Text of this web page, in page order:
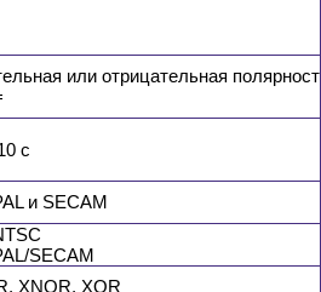
или отрицательная полярност
с
и SECAM
SECAM
XNOR, XOR